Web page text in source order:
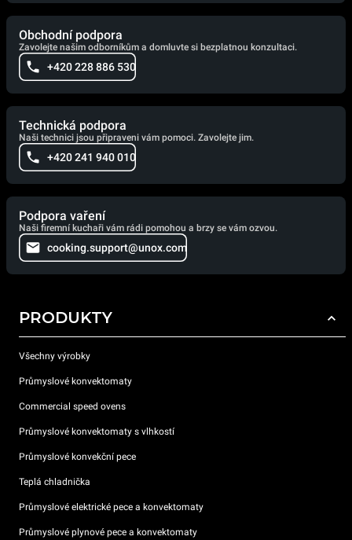
Obchodní podpora
Zavolejte našim odborníkům a domluvte si bezplatnou konzultaci.
+420 228 886 530
Technická podpora
Naši technici jsou připraveni vám pomoci. Zavolejte jim.
+420 241 940 010
Podpora vaření
Naši firemní kuchaři vám rádi pomohou a brzy se vám ozvou.
cooking.support@unox.com
PRODUKTY
Všechny výrobky
Průmyslové konvektomaty
Commercial speed ovens
Průmyslové konvektomaty s vlhkostí
Průmyslové konvekční pece
Teplá chladnička
Průmyslové elektrické pece a konvektomaty
Průmyslové plynové pece a konvektomaty